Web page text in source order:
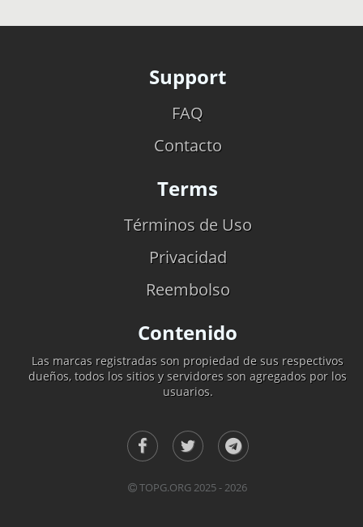
Support
FAQ
Contacto
Terms
Términos de Uso
Privacidad
Reembolso
Contenido
Las marcas registradas son propiedad de sus respectivos
dueños, todos los sitios y servidores son agregados por los
usuarios.
TOPG.ORG 2025 - 2026